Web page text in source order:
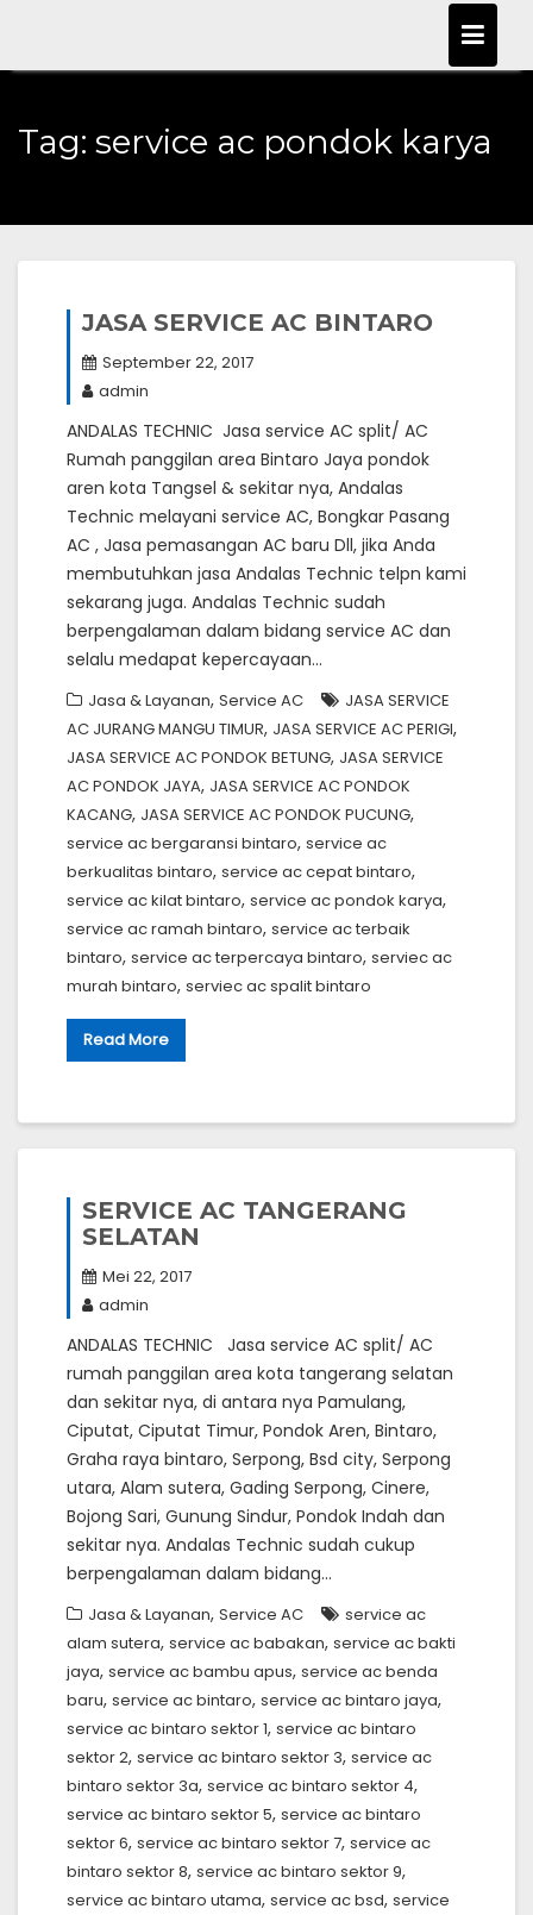
content
Tag: service ac pondok karya
JASA SERVICE AC BINTARO
September 22, 2017
admin
ANDALAS TECHNIC Jasa service AC split/ AC
Rumah panggilan area Bintaro Jaya pondok
aren kota Tangsel & sekitar nya, Andalas
Technic melayani service AC, Bongkar Pasang
AC , Jasa pemasangan AC baru Dll, jika Anda
membutuhkan jasa Andalas Technic telpn kami
sekarang juga. Andalas Technic sudah
berpengalaman dalam bidang service AC dan
selalu medapat kepercayaan…
Jasa & Layanan, Service AC
JASA SERVICE
AC JURANG MANGU TIMUR, JASA SERVICE AC PERIGI,
JASA SERVICE AC PONDOK BETUNG, JASA SERVICE
AC PONDOK JAYA, JASA SERVICE AC PONDOK
KACANG, JASA SERVICE AC PONDOK PUCUNG,
service ac bergaransi bintaro, service ac
berkualitas bintaro, service ac cepat bintaro,
service ac kilat bintaro, service ac pondok karya,
service ac ramah bintaro, service ac terbaik
bintaro, service ac terpercaya bintaro, serviec ac
murah bintaro, serviec ac spalit bintaro
Read More
SERVICE AC TANGERANG
SELATAN
Mei 22, 2017
admin
ANDALAS TECHNIC Jasa service AC split/ AC
rumah panggilan area kota tangerang selatan
dan sekitar nya, di antara nya Pamulang,
Ciputat, Ciputat Timur, Pondok Aren, Bintaro,
Graha raya bintaro, Serpong, Bsd city, Serpong
utara, Alam sutera, Gading Serpong, Cinere,
Bojong Sari, Gunung Sindur, Pondok Indah dan
sekitar nya. Andalas Technic sudah cukup
berpengalaman dalam bidang…
Jasa & Layanan, Service AC
service ac
alam sutera, service ac babakan, service ac bakti
jaya, service ac bambu apus, service ac benda
baru, service ac bintaro, service ac bintaro jaya,
service ac bintaro sektor 1, service ac bintaro
sektor 2, service ac bintaro sektor 3, service ac
bintaro sektor 3a, service ac bintaro sektor 4,
service ac bintaro sektor 5, service ac bintaro
sektor 6, service ac bintaro sektor 7, service ac
bintaro sektor 8, service ac bintaro sektor 9,
service ac bintaro utama, service ac bsd, service